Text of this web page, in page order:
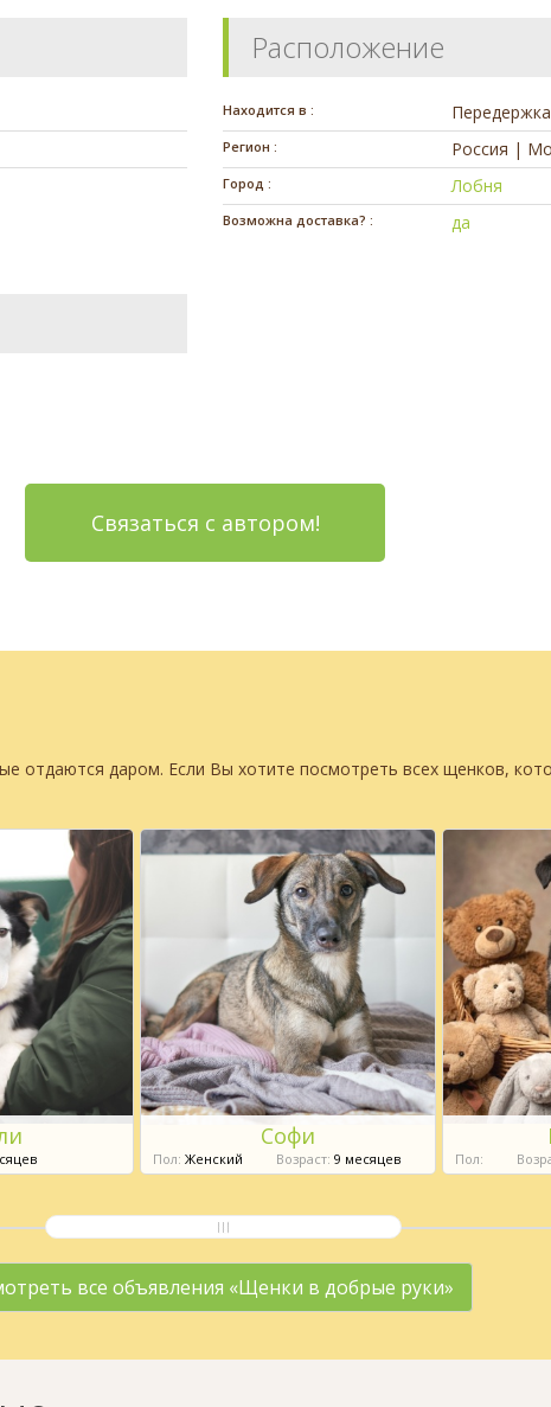
Расположение
Находится в : Передержка
Регион : Россия |
Город : Лобня
Возможна доставка? : да
Связаться с автором!
отдаются даром. Если Вы хотите посмотреть всех щенков,
Софи
Пол: Женский Возраст: 9 месяцев Пол:
все объявления «Щенки в добрые руки»